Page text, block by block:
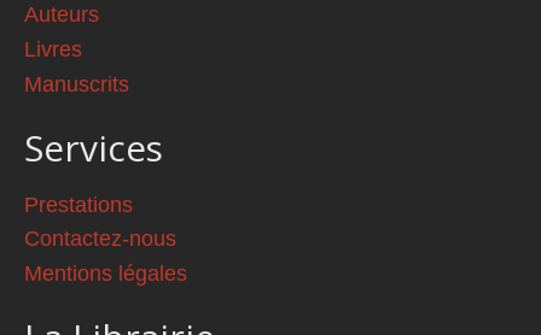
Auteurs
Livres
Manuscrits
Services
Prestations
Contactez-nous
Mentions légales